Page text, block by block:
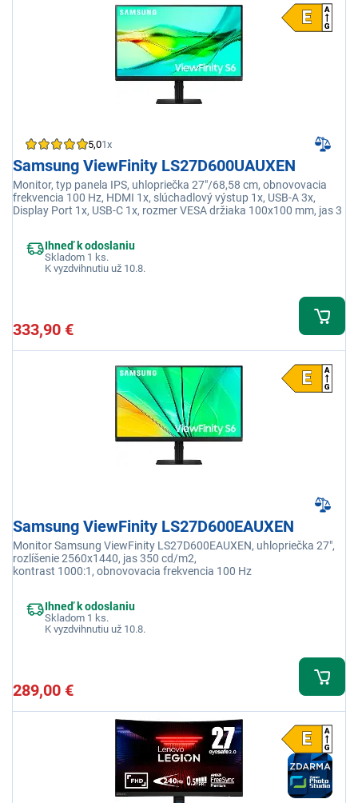
5,01x
Samsung ViewFinity LS27D600UAUXEN
Monitor, typ panela IPS, uhlopriečka 27"/68,58 cm, obnovovacia
frekvencia 100 Hz, HDMI 1x, slúchadlový výstup 1x, USB-A 3x,
Display Port 1x, USB-C 1x, rozmer VESA držiaka 100x100 mm, jas 3
Ihneď k odoslaniu
Skladom 1 ks.
K vyzdvihnutiu už 10.8.
333,90 €
Samsung ViewFinity LS27D600EAUXEN
Monitor Samsung ViewFinity LS27D600EAUXEN, uhlopriečka 27",
rozlíšenie 2560x1440, jas 350 cd/m2,
kontrast 1000:1, obnovovacia frekvencia 100 Hz
Ihneď k odoslaniu
Skladom 1 ks.
K vyzdvihnutiu už 10.8.
289,00 €